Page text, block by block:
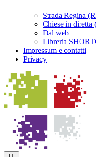
Strada Regina
Chiese in diretta
Dal web
Libreria
Impressum e contatti
Privacy